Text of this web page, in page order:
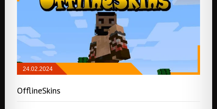
24.02.2024
OfflineSkins